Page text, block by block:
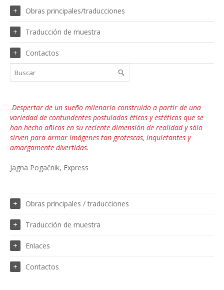
Obras principales/traducciones
Traducción de muestra
Contactos
Despertar de un sueño milenario construido a partir de una
variedad de contundentes postulados éticos y estéticos que se
han hecho añicos en su reciente dimensión de realidad y sólo
sirven para armar imágenes tan grotescas, inquietantes y
amargamente divertidas.
Jagna Pogačnik, Express
Obras principales / traducciones
Traducción de muestra
Enlaces
Contactos